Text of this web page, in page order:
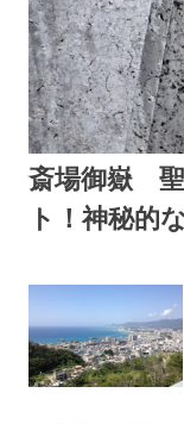
斎場御嶽 聖
ト！神秘的